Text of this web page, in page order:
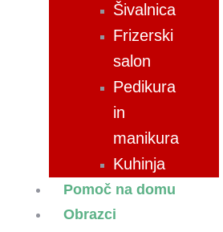
Šivalnica
Frizerski
salon
Pedikura
in
manikura
Kuhinja
Pomoč na domu
Obrazci